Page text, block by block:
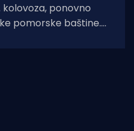
kolovoza, ponovno
pomorske baštine.